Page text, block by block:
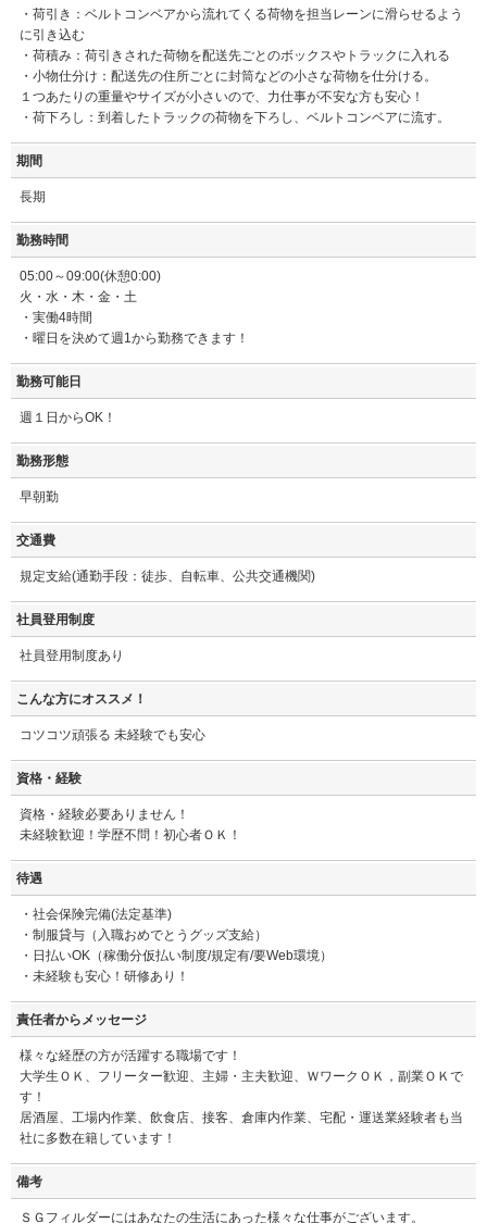
・荷引き：ベルトコンベアから流れてくる荷物を担当レーンに滑らせるよう
に引き込む
・荷積み：荷引きされた荷物を配送先ごとのボックスやトラックに入れる
・小物仕分け：配送先の住所ごとに封筒などの小さな荷物を仕分ける。
１つあたりの重量やサイズが小さいので、力仕事が不安な方も安心！
・荷下ろし：到着したトラックの荷物を下ろし、ベルトコンベアに流す。
期間
長期
勤務時間
05:00～09:00(休憩0:00)
火・水・木・金・土
・実働4時間
・曜日を決めて週1から勤務できます！
勤務可能日
週１日からOK！
勤務形態
早朝勤
交通費
規定支給(通勤手段：徒歩、自転車、公共交通機関)
社員登用制度
社員登用制度あり
こんな方にオススメ！
コツコツ頑張る 未経験でも安心
資格・経験
資格・経験必要ありません！
未経験歓迎！学歴不問！初心者ＯＫ！
待遇
・社会保険完備(法定基準)
・制服貸与（入職おめでとうグッズ支給）
・日払いOK（稼働分仮払い制度/規定有/要Web環境）
・未経験も安心！研修あり！
責任者からメッセージ
様々な経歴の方が活躍する職場です！
大学生ＯＫ、フリーター歓迎、主婦・主夫歓迎、ＷワークＯＫ，副業ＯＫで
す！
居酒屋、工場内作業、飲食店、接客、倉庫内作業、宅配・運送業経験者も当
社に多数在籍しています！
備考
ＳＧフィルダーにはあなたの生活にあった様々な仕事がございます。